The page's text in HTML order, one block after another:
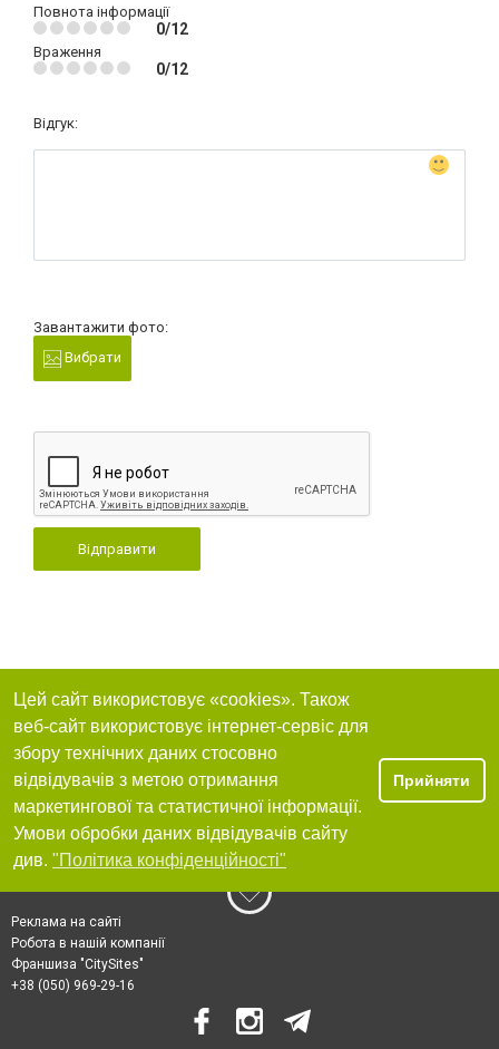
Повнота інформації
0/12
Враження
0/12
Відгук:
Завантажити фото:
Вибрати
Відправити
Цей сайт використовує «cookies». Також
веб-сайт використовує інтернет-сервіс для
збору технічних даних стосовно
відвідувачів з метою отримання
маркетингової та статистичної інформації.
Умови обробки даних відвідувачів сайту
див. "Політика конфіденційності"
Прийняти
Реклама на сайті
Робота в нашій компанії
Франшиза "CitySites"
+38 (050) 969-29-16